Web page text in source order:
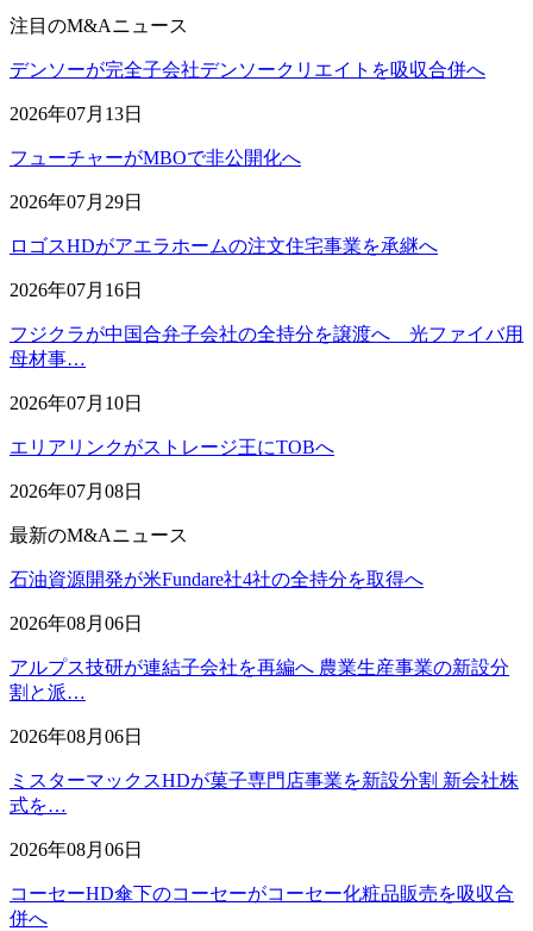
注目のM&Aニュース
デンソーが完全子会社デンソークリエイトを吸収合併へ
2026年07月13日
フューチャーがMBOで非公開化へ
2026年07月29日
ロゴスHDがアエラホームの注文住宅事業を承継へ
2026年07月16日
フジクラが中国合弁子会社の全持分を譲渡へ 光ファイバ用
母材事…
2026年07月10日
エリアリンクがストレージ王にTOBへ
2026年07月08日
最新のM&Aニュース
石油資源開発が米Fundare社4社の全持分を取得へ
2026年08月06日
アルプス技研が連結子会社を再編へ 農業生産事業の新設分
割と派…
2026年08月06日
ミスターマックスHDが菓子専門店事業を新設分割 新会社株
式を…
2026年08月06日
コーセーHD傘下のコーセーがコーセー化粧品販売を吸収合
併へ